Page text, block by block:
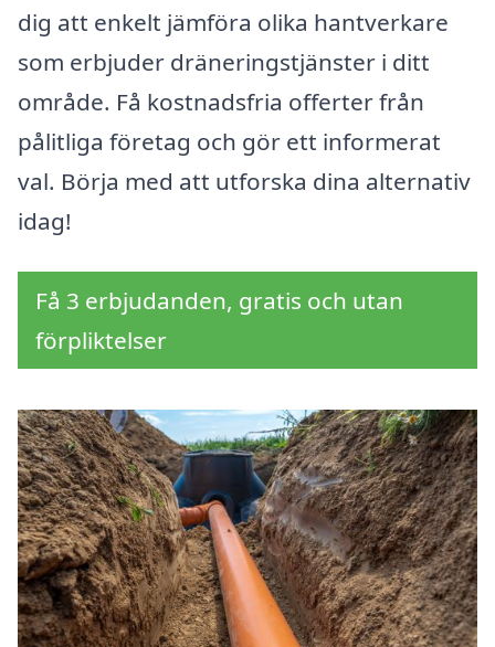
dig att enkelt jämföra olika hantverkare
som erbjuder dräneringstjänster i ditt
område. Få kostnadsfria offerter från
pålitliga företag och gör ett informerat
val. Börja med att utforska dina alternativ
idag!
Få 3 erbjudanden, gratis och utan
förpliktelser